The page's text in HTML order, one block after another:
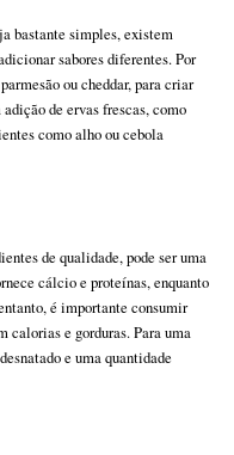
bastante simples, existem
sabores diferentes. Por
ou cheddar, para criar
de ervas frescas, como
como alho ou cebola
de qualidade, pode ser uma
cálcio e proteínas, enquanto
é importante consumir
calorias e gorduras. Para uma
e uma quantidade